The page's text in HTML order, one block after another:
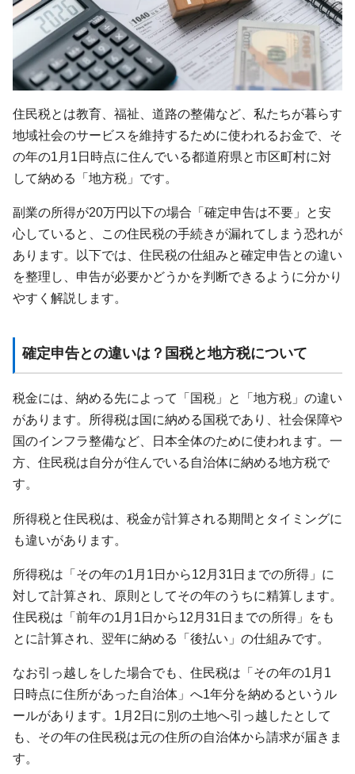
住民税とは教育、福祉、道路の整備など、私たちが暮らす
地域社会のサービスを維持するために使われるお金で、そ
の年の1月1日時点に住んでいる都道府県と市区町村に対
して納める「地方税」です。
副業の所得が20万円以下の場合「確定申告は不要」と安
心していると、この住民税の手続きが漏れてしまう恐れが
あります。以下では、住民税の仕組みと確定申告との違い
を整理し、申告が必要かどうかを判断できるように分かり
やすく解説します。
確定申告との違いは？国税と地方税について
税金には、納める先によって「国税」と「地方税」の違い
があります。所得税は国に納める国税であり、社会保障や
国のインフラ整備など、日本全体のために使われます。一
方、住民税は自分が住んでいる自治体に納める地方税で
す。
所得税と住民税は、税金が計算される期間とタイミングに
も違いがあります。
所得税は「その年の1月1日から12月31日までの所得」に
対して計算され、原則としてその年のうちに精算します。
住民税は「前年の1月1日から12月31日までの所得」をも
とに計算され、翌年に納める「後払い」の仕組みです。
なお引っ越しをした場合でも、住民税は「その年の1月1
日時点に住所があった自治体」へ1年分を納めるというル
ールがあります。1月2日に別の土地へ引っ越したとして
も、その年の住民税は元の住所の自治体から請求が届きま
す。